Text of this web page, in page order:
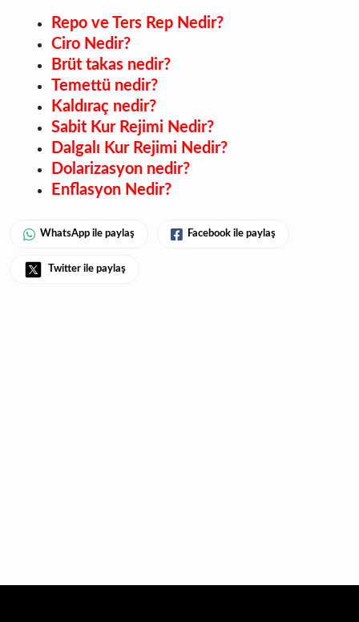
Repo ve Ters Rep Nedir?
Ciro Nedir?
Brüt takas nedir?
Temettü nedir?
Kaldıraç nedir?
Sabit Kur Rejimi Nedir?
Dalgalı Kur Rejimi Nedir?
Dolarizasyon nedir?
Enflasyon Nedir?
WhatsApp ile paylaş Facebook ile paylaş
Twitter ile paylaş